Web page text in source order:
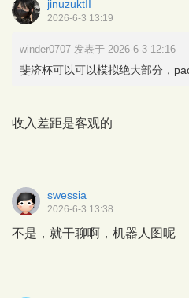
jinuzuktII
2026-6-3 13:19
winder0707 发表于 2026-6-3 12:16
斐济杯可以可以模拟绝大部分，
收入差距是客观的
swessia
2026-6-3 13:38
不是，就干聊啊，机器人图呢